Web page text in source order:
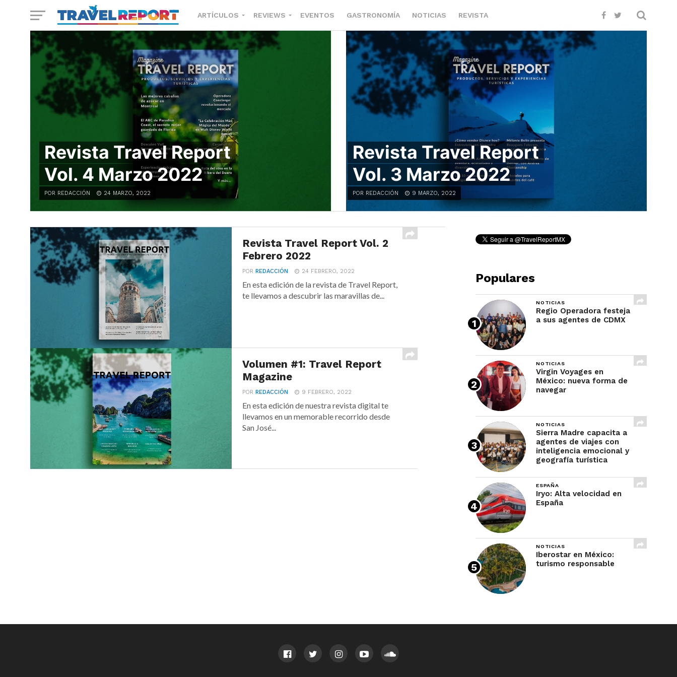
ARTÍCULOS REVIEWS EVENTOS GASTRONOMÍA NOTICIAS REVISTA
Revista Travel Report
Vol. 4 Marzo 2022
POR REDACCIÓN 24 MARZO, 2022
Revista Travel Report
Vol. 3 Marzo 2022
POR REDACCIÓN 9 MARZO, 2022
Revista Travel Report Vol. 2
Febrero 2022
POR REDACCIÓN 24 FEBRERO, 2022
En esta edición de la revista de Travel Report,
te llevamos a descubrir las maravillas de...
Volumen #1: Travel Report
Magazine
POR REDACCIÓN 9 FEBRERO, 2022
En esta edición de nuestra revista digital te
llevamos en un memorable recorrido desde
San José...
Populares
NOTICIAS
Regio Operadora festeja
a sus agentes de CDMX
NOTICIAS
Virgin Voyages en
México: nueva forma de
navegar
NOTICIAS
Sierra Madre capacita a
agentes de viajes con
inteligencia emocional y
geografía turística
ESPAÑA
Iryo: Alta velocidad en
España
NOTICIAS
Iberostar en México:
turismo responsable